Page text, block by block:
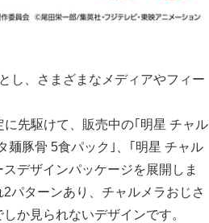
し、さまざまなメディアやフィー
先駆けて、販売中の｢明星 チャル
麺豚骨 5食パック｣、｢明星 チャル
デザインパッケージを展開しま
パターンあり、チャルメラおじさ
か見られないデザインです。